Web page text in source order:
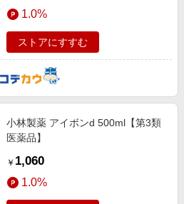
1.0%
ストアにすすむ
小林製薬 アイボンd 500ml【第3類
医薬品】
￥ 1,060
1.0%